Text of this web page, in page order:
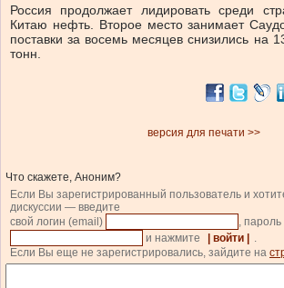
Россия продолжает лидировать среди
Китаю нефть. Второе место занимает
поставки за восемь месяцев снизились на
тонн.
версия для печати >>
Что скажете, Аноним?
Если Вы зарегистрированный пользователь и
дискуссии — введите
свой логин (email)
, пароль
и нажмите
| войти |
.
Если Вы еще не зарегистрировались, зайдите на